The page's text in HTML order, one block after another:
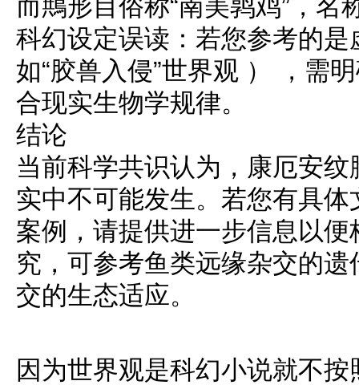
而䳍形目俗称“南美鹑鸡”，名
科幻设定误读：若您参考的
如“胶兽入侵”世界观 ） ，需
合现实生物学规律。
结论
当前科学共识认为，康厄安
实中不可能发生。若您有具
案例，请提供进一步信息以
究，可参考鱼类远缘杂交的
交的生态适应。
因为世界观是科幻小说就不